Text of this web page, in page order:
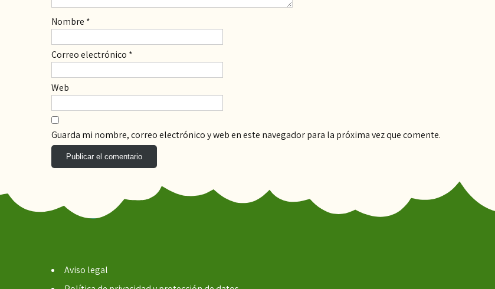
Nombre *
Correo electrónico *
Web
Guarda mi nombre, correo electrónico y web en este navegador para la próxima vez que comente.
Aviso legal